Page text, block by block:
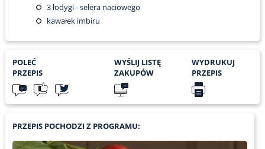
3łodygi - selera naciowego
kawałek imbiru
POLEĆ
PRZEPIS
WYŚLIJ LISTĘ
ZAKUPÓW
WYDRUKUJ
PRZEPIS
PRZEPIS POCHODZI Z PROGRAMU: